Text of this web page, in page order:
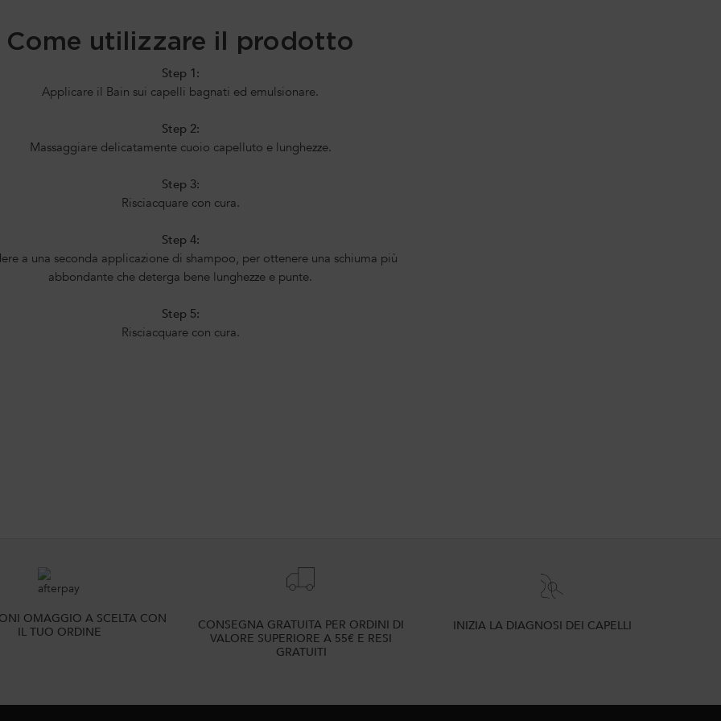
Come utilizzare il prodotto
Step 1:
Applicare il Bain sui capelli bagnati ed emulsionare.
Step 2:
Massaggiare delicatamente cuoio capelluto e lunghezze.
Step 3:
Risciacquare con cura.
Step 4:
a una seconda applicazione di shampoo, per ottenere una schiuma più
abbondante che deterga bene lunghezze e punte.
Step 5:
Risciacquare con cura.
OMAGGIO A SCELTA CON
IL TUO ORDINE
CONSEGNA GRATUITA PER ORDINI DI
VALORE SUPERIORE A 55€ E RESI
GRATUITI
INIZIA LA DIAGNOSI DEI CAPELLI